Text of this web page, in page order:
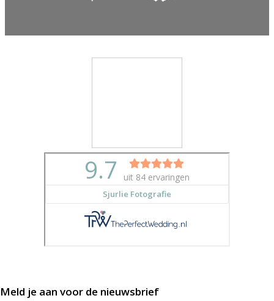
Meld je aan voor de nieuwsbrief